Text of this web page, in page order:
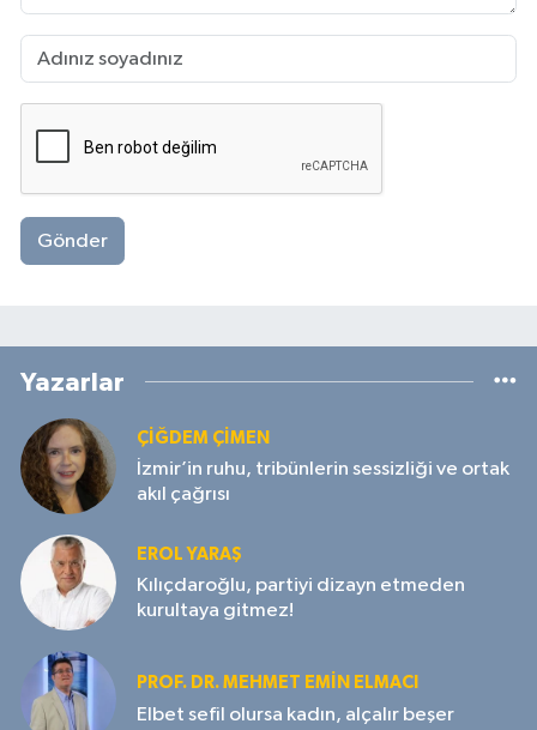
Gönder
Yazarlar
ÇIĞDEM ÇIMEN
İzmir’in ruhu, tribünlerin sessizliği ve ortak
akıl çağrısı
EROL YARAŞ
Kılıçdaroğlu, partiyi dizayn etmeden
kurultaya gitmez!
PROF. DR. MEHMET EMIN ELMACI
Elbet sefil olursa kadın, alçalır beşer